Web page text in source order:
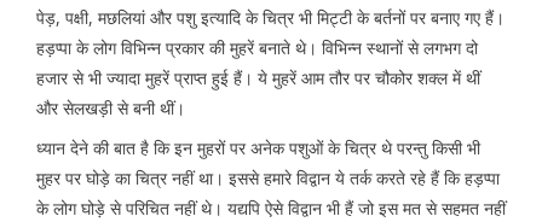
पेड़, पक्षी, मछलियां और पशु इत्यादि के चित्र भी मिट्टी के बर्तनों पर बनाए गए हैं।
हड़प्पा के लोग विभिन्न प्रकार की मुहरें बनाते थे। विभिन्न स्थानों से लगभग दो
हजार से भी ज्यादा मुहरें प्राप्त हुई हैं। ये मुहरें आम तौर पर चौकोर शक्ल में थीं
और सेलखड़ी से बनी थीं।
ध्यान देने की बात है कि इन मुहरों पर अनेक पशुओं के चित्र थे परन्तु किसी भी
मुहर पर घोड़े का चित्र नहीं था। इससे हमारे विद्वान ये तर्क करते रहे हैं कि हड़प्पा
के लोग घोड़े से परिचित नहीं थे। यद्यपि ऐसे विद्वान भी हैं जो इस मत से सहमत नहीं